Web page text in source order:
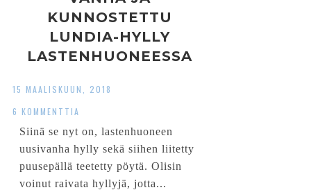
KUNNOSTETTU
LUNDIA-HYLLY
LASTENHUONEESSA
15 MAALISKUUN, 2018
6 KOMMENTTIA
Siinä se nyt on, lastenhuoneen
uusivanha hylly sekä siihen liitetty
puusepällä teetetty pöytä. Olisin
voinut raivata hyllyjä, jotta...